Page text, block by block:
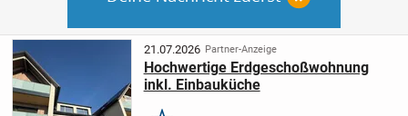
21.07.2026 Partner-Anzeige
Hochwertige Erdgeschoßwohnung
inkl. Einbauküche